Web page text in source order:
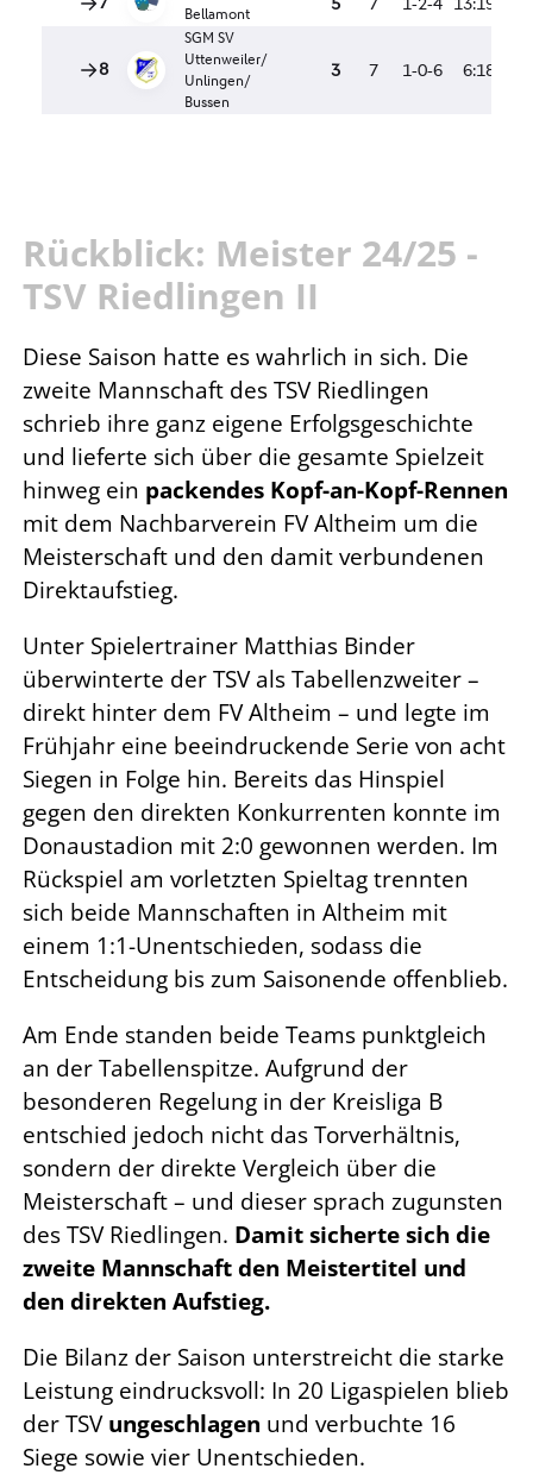
Rückblick: Meister 24/25 -
TSV Riedlingen II
Diese Saison hatte es wahrlich in sich. Die
zweite Mannschaft des TSV Riedlingen
schrieb ihre ganz eigene Erfolgsgeschichte
und lieferte sich über die gesamte Spielzeit
hinweg ein packendes Kopf-an-Kopf-Rennen
mit dem Nachbarverein FV Altheim um die
Meisterschaft und den damit verbundenen
Direktaufstieg.
Unter Spielertrainer Matthias Binder
überwinterte der TSV als Tabellenzweiter –
direkt hinter dem FV Altheim – und legte im
Frühjahr eine beeindruckende Serie von acht
Siegen in Folge hin. Bereits das Hinspiel
gegen den direkten Konkurrenten konnte im
Donaustadion mit 2:0 gewonnen werden. Im
Rückspiel am vorletzten Spieltag trennten
sich beide Mannschaften in Altheim mit
einem 1:1-Unentschieden, sodass die
Entscheidung bis zum Saisonende offenblieb.
Am Ende standen beide Teams punktgleich
an der Tabellenspitze. Aufgrund der
besonderen Regelung in der Kreisliga B
entschied jedoch nicht das Torverhältnis,
sondern der direkte Vergleich über die
Meisterschaft – und dieser sprach zugunsten
des TSV Riedlingen. Damit sicherte sich die
zweite Mannschaft den Meistertitel und
den direkten Aufstieg.
Die Bilanz der Saison unterstreicht die starke
Leistung eindrucksvoll: In 20 Ligaspielen blieb
der TSVungeschlagen und verbuchte 16
Siege sowie vier Unentschieden.